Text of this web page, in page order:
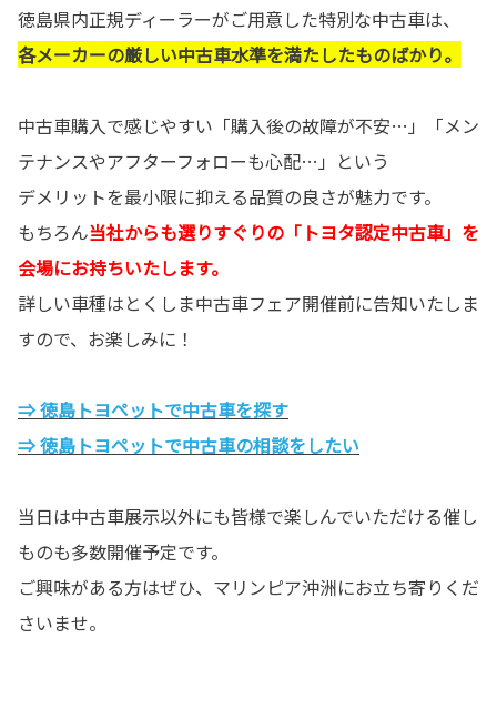
徳島県内正規ディーラーがご用意した特別な中古車は、
各メーカーの厳しい中古車水準を満たしたものばかり。
中古車購入で感じやすい「購入後の故障が不安…」「メン
テナンスやアフターフォローも心配…」という
デメリットを最小限に抑える品質の良さが魅力です。
もちろん当社からも選りすぐりの「トヨタ認定中古車」を
会場にお持ちいたします。
詳しい車種はとくしま中古車フェア開催前に告知いたしま
すので、お楽しみに！
⇒ 徳島トヨペットで中古車を探す
⇒ 徳島トヨペットで中古車の相談をしたい
当日は中古車展示以外にも皆様で楽しんでいただける催し
ものも多数開催予定です。
ご興味がある方はぜひ、マリンピア沖洲にお立ち寄りくだ
さいませ。